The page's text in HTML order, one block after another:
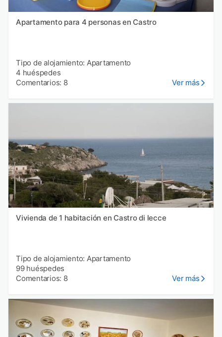
Apartamento para 4 personas en Castro
Tipo de alojamiento: Apartamento
4 huéspedes
Comentarios: 8
Ver más
Vivienda de 1 habitación en Castro di lecce
Tipo de alojamiento: Apartamento
99 huéspedes
Comentarios: 8
Ver más